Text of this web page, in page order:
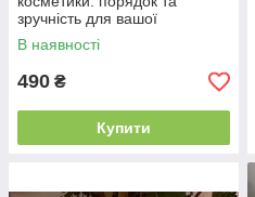
зручність для вашої
косметики білий
В наявності
490 ₴
Купити